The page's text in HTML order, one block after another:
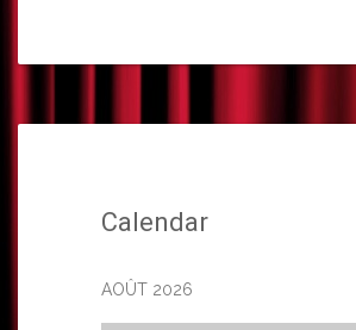
Calendar
AOÛT 2026